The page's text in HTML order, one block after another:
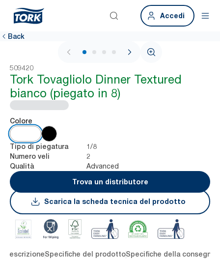
Accedi
Back
1 / 4
509420
Tork Tovagliolo Dinner Textured
bianco (piegato in 8)
Colore
Tipo di piegatura 1/8
Numero veli 2
Qualità
Advanced
Trova un distributore
Scarica la scheda tecnica del prodotto
DescrizioneSpecifiche del prodottoSpecifiche della consegna